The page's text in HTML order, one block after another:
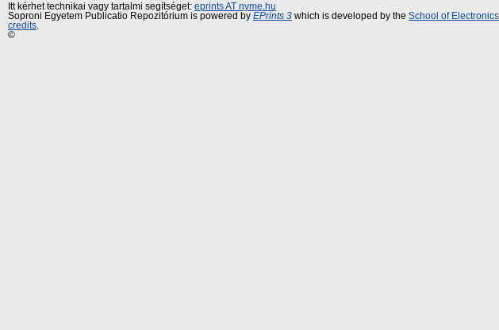
Itt kérhet technikai vagy tartalmi segítséget: eprints AT nyme.hu
Soproni Egyetem Publicatio Repozitórium is powered by EPrints 3 which is developed by the School of
credits
©